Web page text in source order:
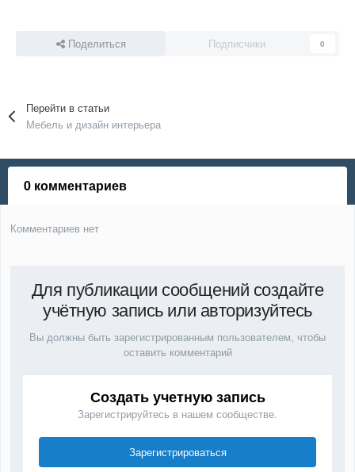
Поделиться Подписчики 0
Перейти в статьи
Мебель и дизайн интерьера
0 комментариев
Комментариев нет
Для публикации сообщений создайте
учётную запись или авторизуйтесь
Вы должны быть зарегистрированным пользователем, чтобы
оставить комментарий
Создать учетную запись
Зарегистрируйтесь в нашем сообществе.
Зарегистрироваться